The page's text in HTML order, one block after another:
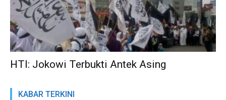
HTI: Jokowi Terbukti Antek Asing
KABAR TERKINI